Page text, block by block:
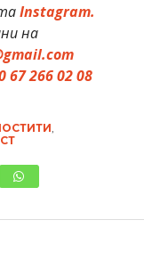
Instagram.
на
67 266 02 08